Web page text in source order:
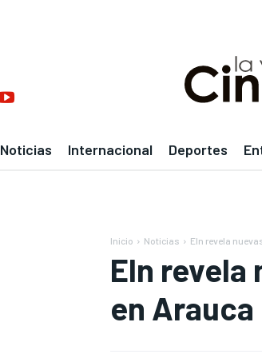
Noticias Internacional Deportes
Inicio Noticias Eln revela
Eln revela
en Arauca